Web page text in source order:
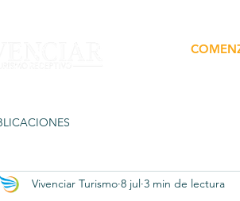
Vivenciar Turismo 8 jul 3 min de lectura